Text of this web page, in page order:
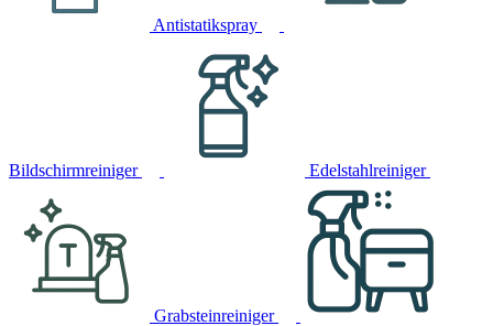
Antistatikspray
Bildschirmreiniger Edelstahlreiniger
Grabsteinreiniger